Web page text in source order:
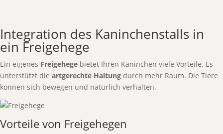
Integration des Kaninchenstalls in
ein Freigehege
Ein eigenes Freigehege bietet Ihren Kaninchen viele Vorteile. Es
unterstützt die artgerechte Haltung durch mehr Raum. Die Tiere
können sich bewegen und natürlich verhalten.
Vorteile von Freigehegen